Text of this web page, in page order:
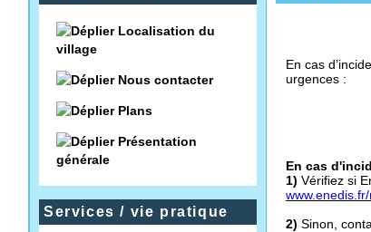
Localisation du
village
Nous contacter
Plans
Présentation
générale
Services / vie pratique
En cas
urgences :
En cas
1) Vérifiez si
2) Sinon,